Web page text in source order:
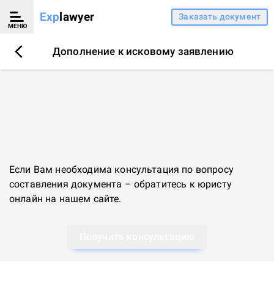
МЕНЮ
Explawyer Заказать документ
Дополнение к исковому заявлению
Если Вам необходима консультация по вопросу
составления документа – обратитесь к юристу
онлайн на нашем сайте.